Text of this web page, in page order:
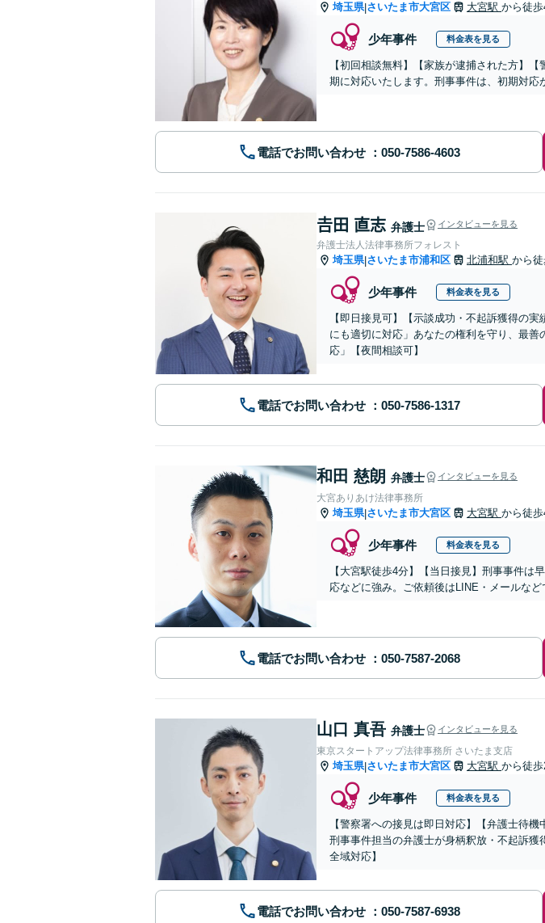
埼玉県|さいたま市大宮区 大宮駅 から徒
少年事件 料金表を見る
【初回相談無料】【家族が逮捕された方】
期に対応いたします。刑事事件は、初期対応
電話でお問い合わせ
𠮷田 直志 弁護士 インタビューを見る
弁護士法人法律事務所フォレスト
埼玉県|さいたま市浦和区 北浦和駅 から
少年事件 料金表を見る
【即日接見可】【示談成功・不起訴獲得の
にも適切に対応」あなたの権利を守り、最
応」【夜間相談可】
電話でお問い合わせ
和田 慈朗 弁護士 インタビューを見る
大宮ありあけ法律事務所
埼玉県|さいたま市大宮区 大宮駅 から徒
少年事件 料金表を見る
【大宮駅徒歩4分】【当日接見】刑事事件
応などに強み。ご依頼後はLINE・メールな
電話でお問い合わせ
山口 真吾 弁護士 インタビューを見る
東京スタートアップ法律事務所 さいたま支店
埼玉県|さいたま市大宮区 大宮駅 から徒
少年事件 料金表を見る
【警察署への接見は即日対応】【弁護士待
刑事事件担当の弁護士が身柄釈放・不起訴
全域対応】
電話でお問い合わせ